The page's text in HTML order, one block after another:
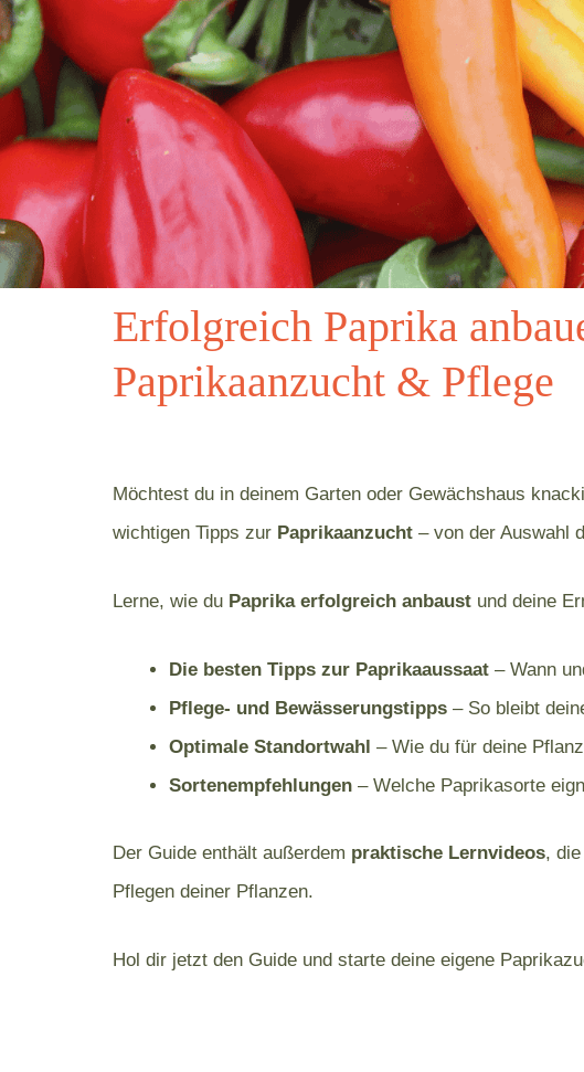
Erfolgreich Paprika
Paprikaanzucht & Pflege
Möchtest du in deinem Garten oder Gewächshaus
wichtigen Tipps zur Paprikaanzucht – von der Auswahl
Lerne, wie du Paprika erfolgreich anbaust und deine
Die besten Tipps zur Paprikaaussaat – Wann
Pflege- und Bewässerungstipps – So bleibt
Optimale Standortwahl – Wie du für deine
Sortenempfehlungen – Welche Paprikasorte
Der Guide enthält außerdem praktische Lernvideos,
Pflegen deiner Pflanzen.
Hol dir jetzt den Guide und starte deine eigene